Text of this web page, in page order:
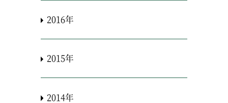
2016年
2015年
2014年